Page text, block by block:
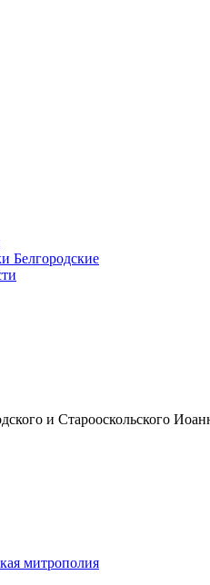
Белгородские
и Старооскольского